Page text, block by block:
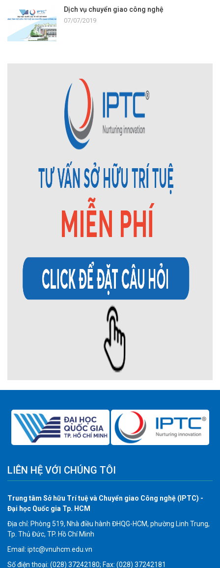
Dịch vụ chuyển giao công nghệ
07/07/2019
LIÊN HỆ VỚI CHÚNG TÔI
Trung tâm Sở hữu Trí tuệ và Chuyển giao Công nghệ (IPTC) -
Đại học Quốc gia Tp. HCM
Địa chỉ: Phòng 519, Nhà điều hành ĐHQG-HCM, phường Linh Trung,
Tp. Thủ Đức, TP. Hồ Chí Minh
Email: iptc@vnuhcm.edu.vn
Số điện thoại: (028) 37242180; Fax: (028) 37242181